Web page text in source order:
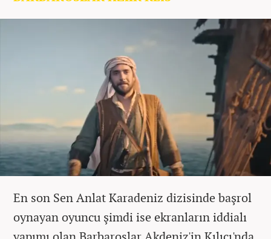
En son Sen Anlat Karadeniz dizisinde başrol
oynayan oyuncu şimdi ise ekranların iddialı